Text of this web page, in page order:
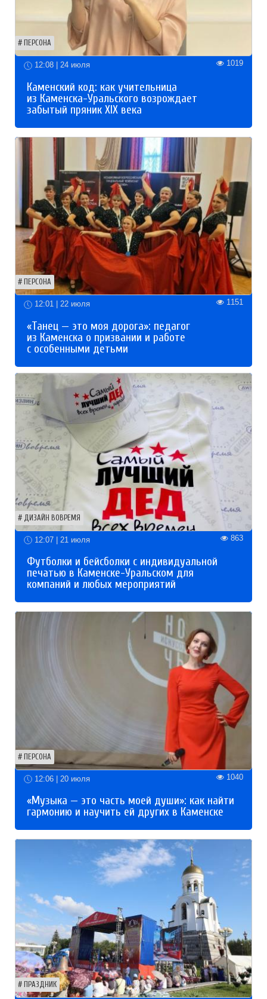
ПЕРСОНА
12:08 | 24 июля 1019
Каменский код: как учительница
из Каменска-Уральского возрождает
забытый пряник XIX века
ПЕРСОНА
12:01 | 22 июля 1151
«Танец — это моя дорога»: педагог
из Каменска о призвании и работе
с особенными детьми
ДИЗАЙН ВОВРЕМЯ
12:07 | 21 июля 863
Футболки и бейсболки с индивидуальной
печатью в Каменске-Уральском для
компаний и любых мероприятий
ПЕРСОНА
12:06 | 20 июля 1040
«Музыка — это часть моей души»: как найти
гармонию и научить ей других в Каменске
ПРАЗДНИК